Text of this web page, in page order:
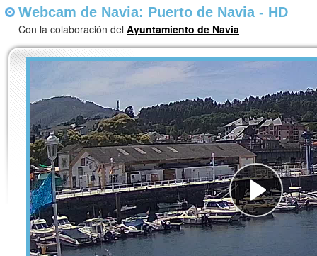
Webcam de Navia: Puerto de Navia - HD
Con la colaboración del Ayuntamiento de Navia